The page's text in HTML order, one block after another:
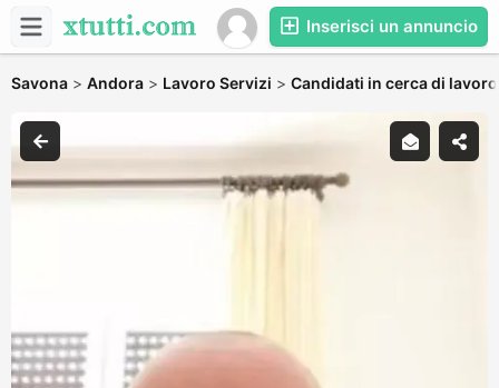
Inserisci un annuncio
Savona > Andora > Lavoro Servizi > Candidati in cerca di lavoro